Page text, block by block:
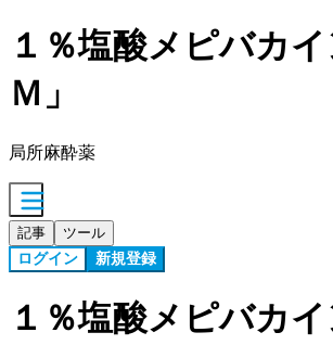
１％塩酸メピバカ
Ｍ」
局所麻酔薬
記事 ツール
ログイン 新規登録
１％塩酸メピバカ